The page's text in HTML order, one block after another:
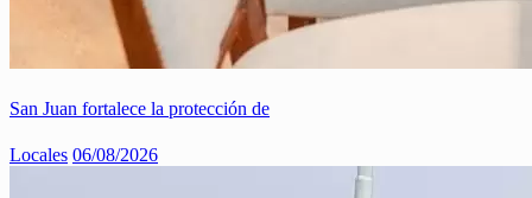
San Juan fortalece la protección de
Locales 06/08/2026